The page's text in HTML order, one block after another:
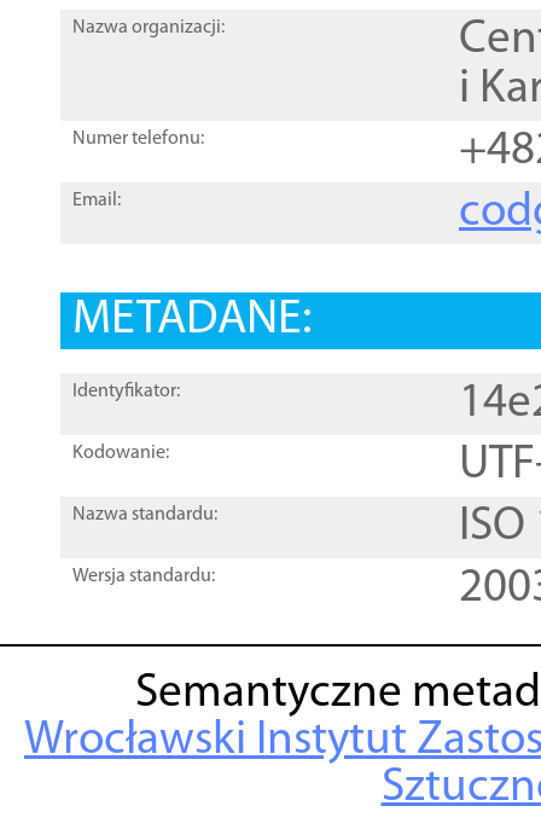
Nazwa organizacji:
i
Numer telefonu:
Email:
METADANE:
Identyfikator:
Kodowanie:
Nazwa standardu:
Wersja standardu:
Semantyczne
Wrocławski Instytut